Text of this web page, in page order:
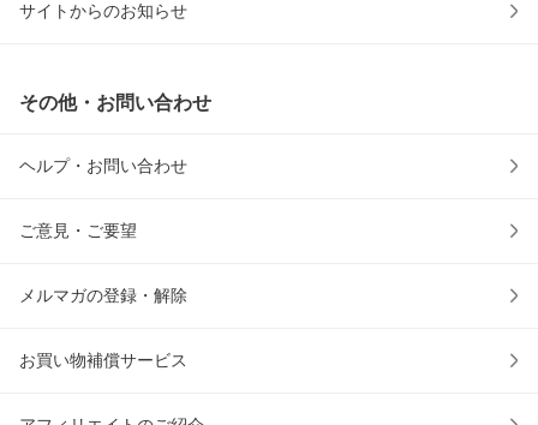
サイトからのお知らせ
その他・お問い合わせ
ヘルプ・お問い合わせ
ご意見・ご要望
メルマガの登録・解除
お買い物補償サービス